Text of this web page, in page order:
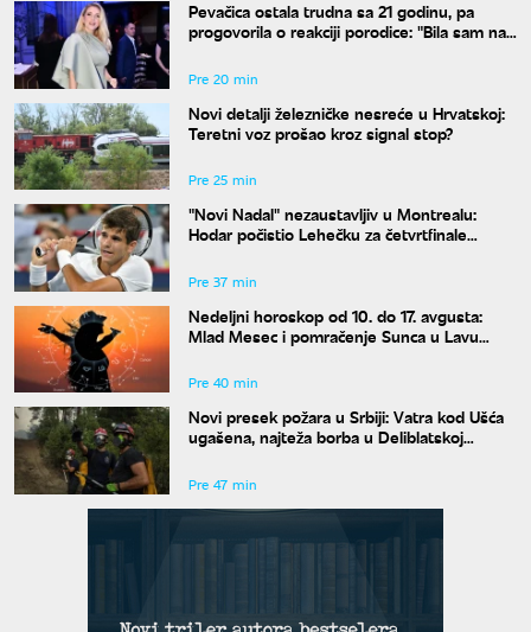
Pevačica ostala trudna sa 21 godinu, pa
progovorila o reakciji porodice: "Bila sam na
Pre 20 min
Novi detalji železničke nesreće u Hrvatskoj:
Teretni voz prošao kroz signal stop?
Pre 25 min
"Novi Nadal" nezaustavljiv u Montrealu:
Hodar počistio Lehečku za četvrtfinale
Pre 37 min
Nedeljni horoskop od 10. do 17. avgusta:
Mlad Mesec i pomračenje Sunca u Lavu
Pre 40 min
Novi presek požara u Srbiji: Vatra kod Ušća
ugašena, najteža borba u Deliblatskoj
Pre 47 min